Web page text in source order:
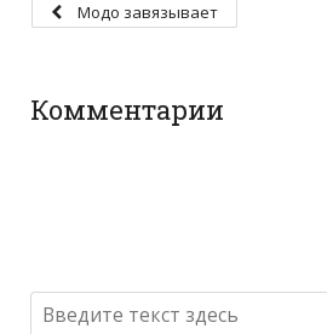
Модо завязывает
Комментарии